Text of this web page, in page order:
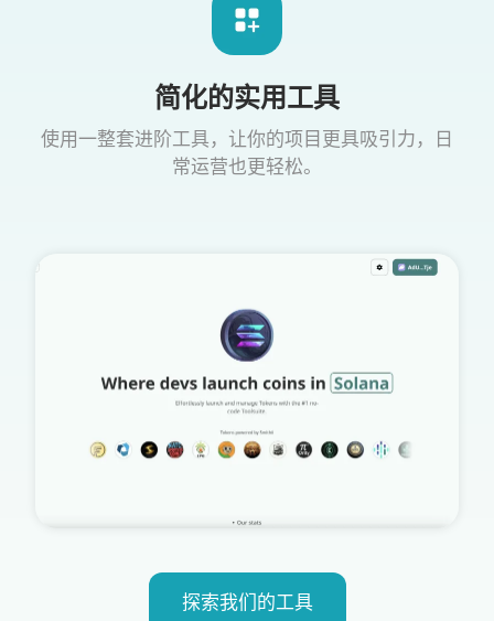
简化的实用工具
使用一整套进阶工具，让你的项目更具吸引力，日
常运营也更轻松。
探索我们的工具